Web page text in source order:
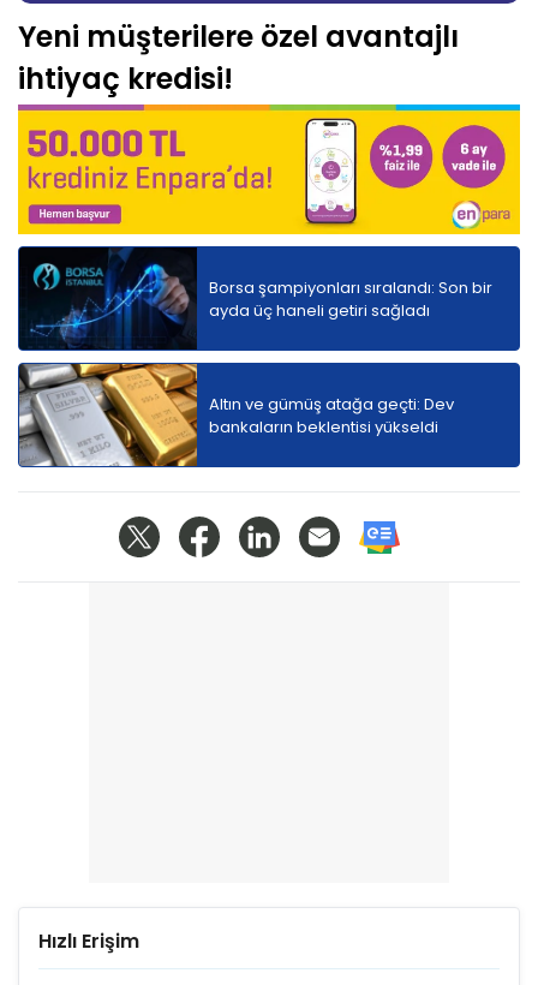
Yeni müşterilere özel avantajlı
ihtiyaç kredisi!
Borsa şampiyonları sıralandı: Son bir
ayda üç haneli getiri sağladı
Altın ve gümüş atağa geçti: Dev
bankaların beklentisi yükseldi
Hızlı Erişim